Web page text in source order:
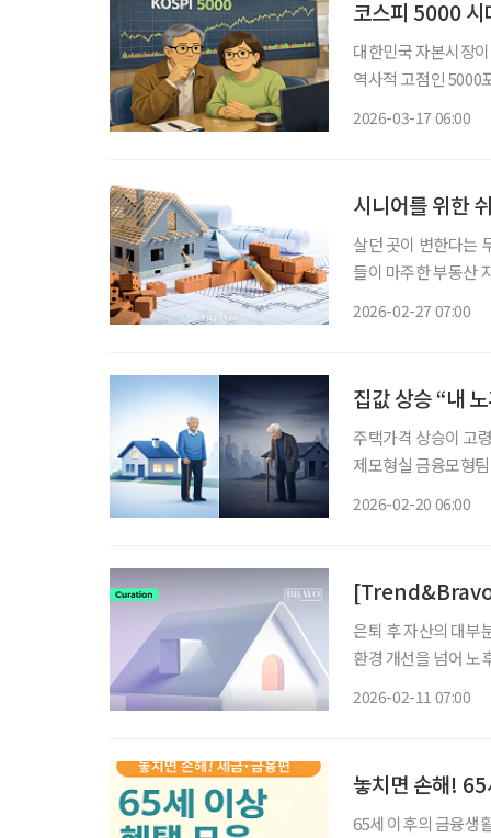
코스피 5000 시
대한민국 자본시장
역사적 고점인 5000
2026-03-17 06:00
시니어를 위한
살던 곳이 변한다는
들이 마주한 부동산
2026-02-27 07:00
집값 상승 “내
주택가격 상승이 고
제모형실 금융모형
2026-02-20 06:00
[Trend&Bravo]
은퇴 후 자산의 대부
환경 개선을 넘어 노
2026-02-11 07:00
놓치면 손해!
65세 이후의 금융생